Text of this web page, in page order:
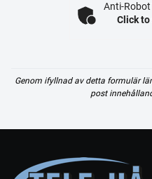
Anti-
Click
Genom ifyllnad av detta formulär
post